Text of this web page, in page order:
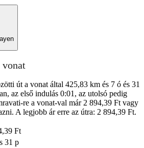
út a vonat által 425,83 km és 7 ó és 31
az első indulás 0:01, az utolsó pedig
re a vonat-val már 2 894,39 Ft vagy
A legjobb ár erre az útra: 2 894,39 Ft.
Ft
31 p